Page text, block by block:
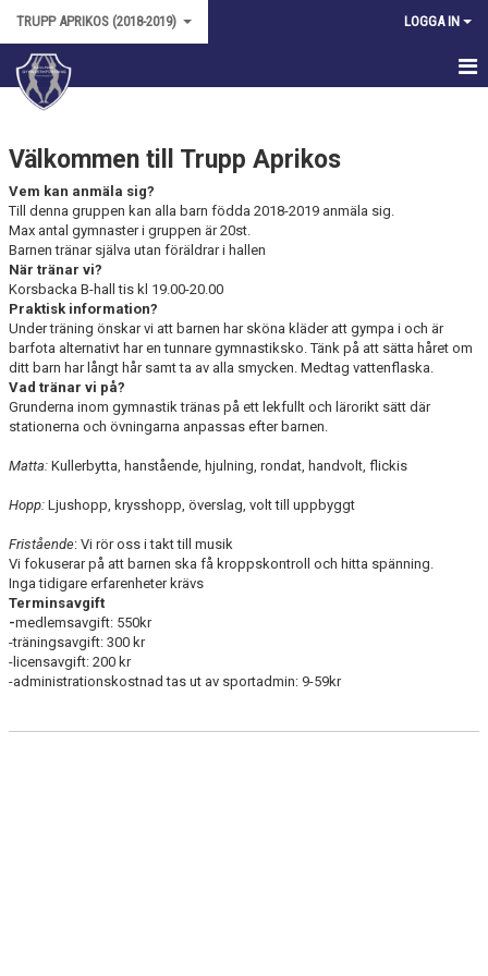
TRUPP APRIKOS (2018-2019) LOGGA IN
HEM
NYHETER
KALENDER
TRUPPEN
BILDGALLERI
DOKUMENT
KONTAKT
Välkommen till Trupp Aprikos
Vem kan anmäla sig?
Till denna gruppen kan alla barn födda 2018-2019 anmäla sig.
Max antal gymnaster i gruppen är 20st.
Barnen tränar själva utan föräldrar i hallen
När tränar vi?
Korsbacka B-hall tis kl 19.00-20.00
Praktisk information?
Under träning önskar vi att barnen har sköna kläder att gympa i och är
barfota alternativt har en tunnare gymnastiksko. Tänk på att sätta håret om
ditt barn har långt hår samt ta av alla smycken. Medtag vattenflaska.
Vad tränar vi på?
Grunderna inom gymnastik tränas på ett lekfullt och lärorikt sätt där
stationerna och övningarna anpassas efter barnen.
Matta: Kullerbytta, hanstående, hjulning, rondat, handvolt, flickis
Hopp: Ljushopp, krysshopp, överslag, volt till uppbyggt
Fristående: Vi rör oss i takt till musik
Vi fokuserar på att barnen ska få kroppskontroll och hitta spänning.
Inga tidigare erfarenheter krävs
Terminsavgift
-medlemsavgift: 550kr
-träningsavgift: 300 kr
-licensavgift: 200 kr
-administrationskostnad tas ut av sportadmin: 9-59kr